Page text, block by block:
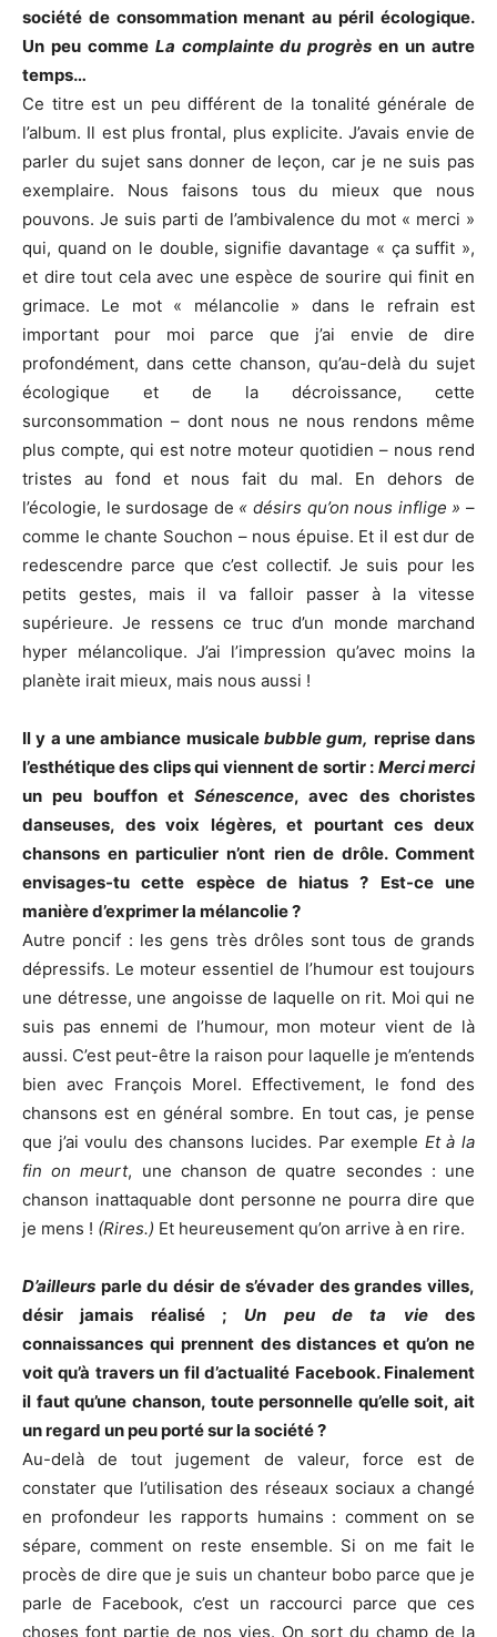
société de consommation menant au péril écologique.
Un peu comme La complainte du progrèsen un autre
temps…
Ce titre est un peu différent de la tonalité générale de
l’album. Il est plus frontal, plus explicite. J’avais envie de
parler du sujet sans donner de leçon, car je ne suis pas
exemplaire. Nous faisons tous du mieux que nous
pouvons. Je suis parti de l’ambivalence du mot « merci »
qui, quand on le double, signifie davantage « ça suffit »,
et dire tout cela avec une espèce de sourire qui finit en
grimace. Le mot « mélancolie » dans le refrain est
important pour moi parce que j’ai envie de dire
profondément, dans cette chanson, qu’au-delà du sujet
écologique et de la décroissance, cette
surconsommation – dont nous ne nous rendons même
plus compte, qui est notre moteur quotidien – nous rend
tristes au fond et nous fait du mal. En dehors de
l’écologie, le surdosage de « désirs qu’on nous inflige » –
comme le chante Souchon – nous épuise. Et il est dur de
redescendre parce que c’est collectif. Je suis pour les
petits gestes, mais il va falloir passer à la vitesse
supérieure. Je ressens ce truc d’un monde marchand
hyper mélancolique. J’ai l’impression qu’avec moins la
planète irait mieux, mais nous aussi !
Il y a une ambiance musicale bubble gum, reprise dans
l’esthétique des clips qui viennent de sortir : Merci merci
un peu bouffon etSénescence, avec des choristes
danseuses, des voix légères, et pourtant ces deux
chansons en particulier n’ont rien de drôle. Comment
envisages-tu cette espèce de hiatus ? Est-ce une
manière d’exprimer la mélancolie ?
Autre poncif : les gens très drôles sont tous de grands
dépressifs. Le moteur essentiel de l’humour est toujours
une détresse, une angoisse de laquelle on rit. Moi qui ne
suis pas ennemi de l’humour, mon moteur vient de là
aussi. C’est peut-être la raison pour laquelle je m’entends
bien avec François Morel. Effectivement, le fond des
chansons est en général sombre. En tout cas, je pense
que j’ai voulu des chansons lucides. Par exemple Et à la
fin on meurt, une chanson de quatre secondes : une
chanson inattaquable dont personne ne pourra dire que
je mens ! (Rires.) Et heureusement qu’on arrive à en rire.
D’ailleurs parle du désir de s’évader des grandes villes,
désir jamais réalisé ; Un peu de ta viedes
connaissances qui prennent des distances et qu’on ne
voit qu’à travers un fil d’actualité Facebook. Finalement
il faut qu’une chanson, toute personnelle qu’elle soit, ait
un regard un peu porté sur la société ?
Au-delà de tout jugement de valeur, force est de
constater que l’utilisation des réseaux sociaux a changé
en profondeur les rapports humains : comment on se
sépare, comment on reste ensemble. Si on me fait le
procès de dire que je suis un chanteur bobo parce que je
parle de Facebook, c’est un raccourci parce que ces
choses font partie de nos vies. On sort du champ de la